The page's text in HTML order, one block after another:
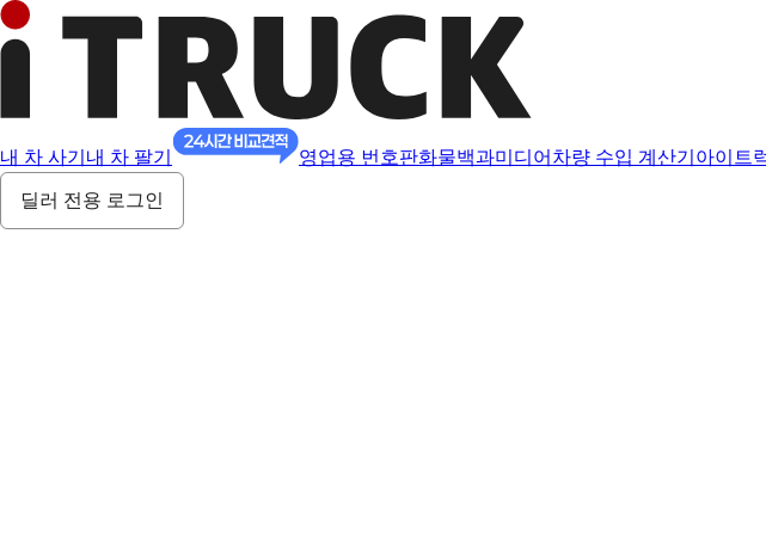
내 차 사기 내 차 팔기 영업용 번호판화물백과미디어 차량 수입 계산기 아이트
딜러 전용 로그인